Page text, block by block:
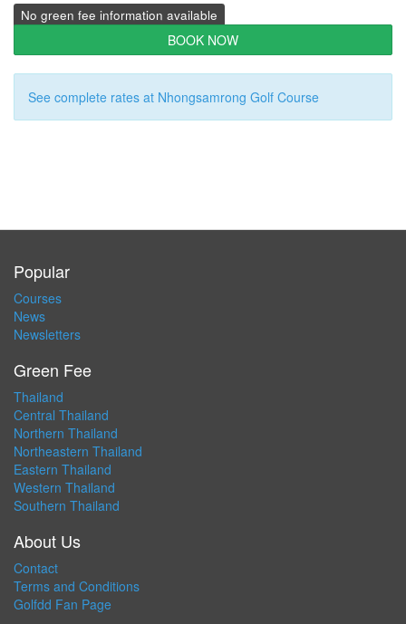
No green fee information available
BOOK NOW
See complete rates at Nhongsamrong Golf Course
Popular
Courses
News
Newsletters
Green Fee
Thailand
Central Thailand
Northern Thailand
Northeastern Thailand
Eastern Thailand
Western Thailand
Southern Thailand
About Us
Contact
Terms and Conditions
Golfdd Fan Page